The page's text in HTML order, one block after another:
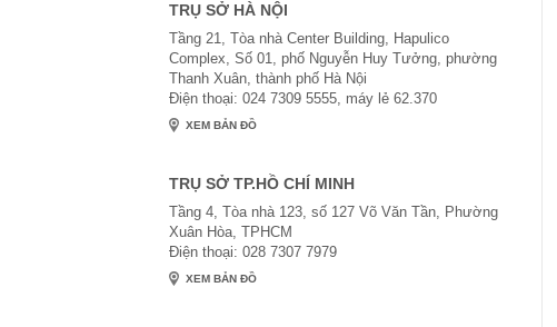
TRỤ SỞ HÀ NỘI
Tầng 21, Tòa nhà Center Building, Hapulico
Complex, Số 01, phố Nguyễn Huy Tưởng, phường
Thanh Xuân, thành phố Hà Nội
Điện thoại: 024 7309 5555, máy lẻ 62.370
XEM BẢN ĐỒ
TRỤ SỞ TP.HỒ CHÍ MINH
Tầng 4, Tòa nhà 123, số 127 Võ Văn Tần, Phường
Xuân Hòa, TPHCM
Điện thoại: 028 7307 7979
XEM BẢN ĐỒ